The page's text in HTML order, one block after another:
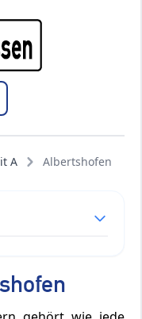
A Albertshofen